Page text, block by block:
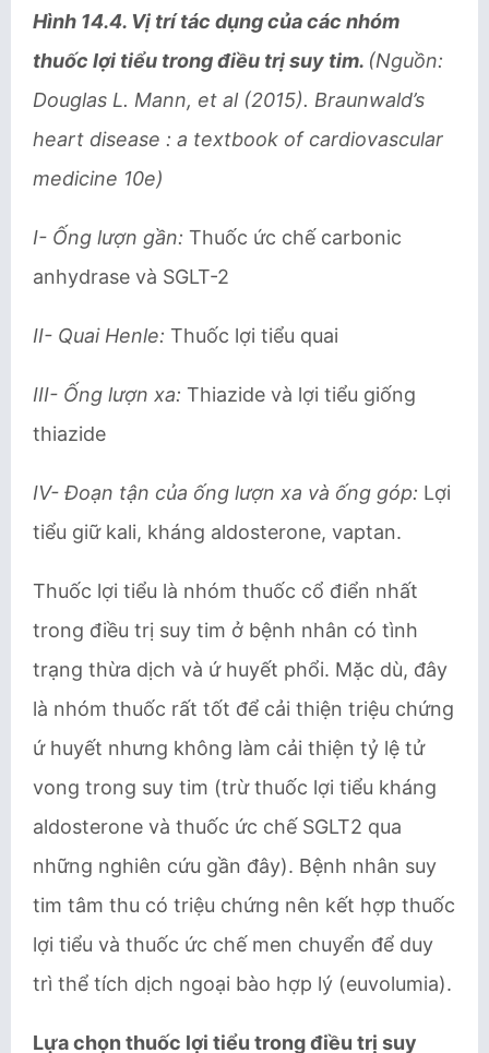
Hình 14.4. Vị trí tác dụng của các nhóm
thuốc lợi tiểu trong điều trị suy tim. (Nguồn:
Douglas L. Mann, et al (2015). Braunwald’s
heart disease : a textbook of cardiovascular
medicine 10e)
I- Ống lượn gần: Thuốc ức chế carbonic
anhydrase và SGLT-2
II- Quai Henle: Thuốc lợi tiểu quai
III- Ống lượn xa: Thiazide và lợi tiểu giống
thiazide
IV- Đoạn tận của ống lượn xa và ống góp: Lợi
tiểu giữ kali, kháng aldosterone, vaptan.
Thuốc lợi tiểu là nhóm thuốc cổ điển nhất
trong điều trị suy tim ở bệnh nhân có tình
trạng thừa dịch và ứ huyết phổi. Mặc dù, đây
là nhóm thuốc rất tốt để cải thiện triệu chứng
ứ huyết nhưng không làm cải thiện tỷ lệ tử
vong trong suy tim (trừ thuốc lợi tiểu kháng
aldosterone và thuốc ức chế SGLT2 qua
những nghiên cứu gần đây). Bệnh nhân suy
tim tâm thu có triệu chứng nên kết hợp thuốc
lợi tiểu và thuốc ức chế men chuyển để duy
trì thể tích dịch ngoại bào hợp lý (euvolumia).
Lựa chọn thuốc lợi tiểu trong điều trị suy